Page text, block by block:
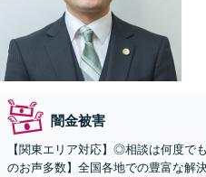
闇金被害
【関東エリア対応】◎相談は何度で
のお声多数】全国各地での豊富な解